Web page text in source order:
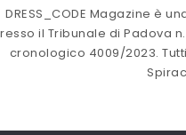
DRESS_CODE Magazine è
il Tribunale di Padova
cronologico 4009/2023.